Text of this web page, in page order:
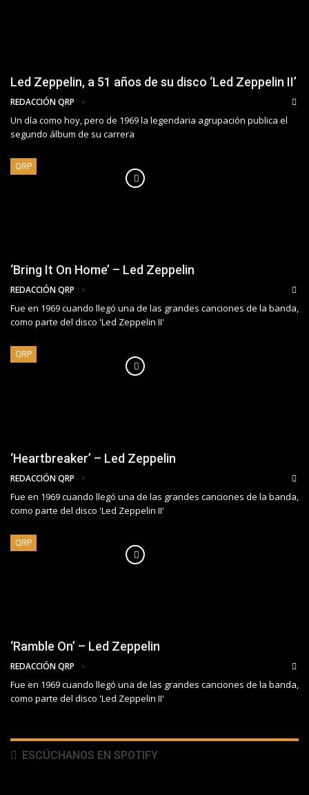
Led Zeppelin, a 51 años de su disco ‘Led Zeppelin II’
REDACCIÓN QRP
Un día como hoy, pero de 1969 la legendaria agrupación publica el
segundo álbum de su carrera
QRP
‘Bring It On Home’ – Led Zeppelin
REDACCIÓN QRP
Fue en 1969 cuando llegó una de las grandes canciones de la banda,
como parte del disco 'Led Zeppelin II'
QRP
‘Heartbreaker’ – Led Zeppelin
REDACCIÓN QRP
Fue en 1969 cuando llegó una de las grandes canciones de la banda,
como parte del disco 'Led Zeppelin II'
QRP
‘Ramble On’ – Led Zeppelin
REDACCIÓN QRP
Fue en 1969 cuando llegó una de las grandes canciones de la banda,
como parte del disco 'Led Zeppelin II'
ESCÚCHANOS EN SPOTIFY